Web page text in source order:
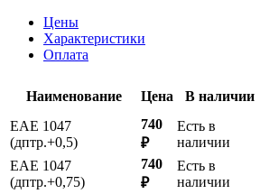
Цены
Характеристики
Оплата
Наименование Цена В наличии
ЕАЕ 1047
(дптр.+0,5)
740
₽
Есть в
наличии
ЕАЕ 1047
(дптр.+0,75)
740
₽
Есть в
наличии